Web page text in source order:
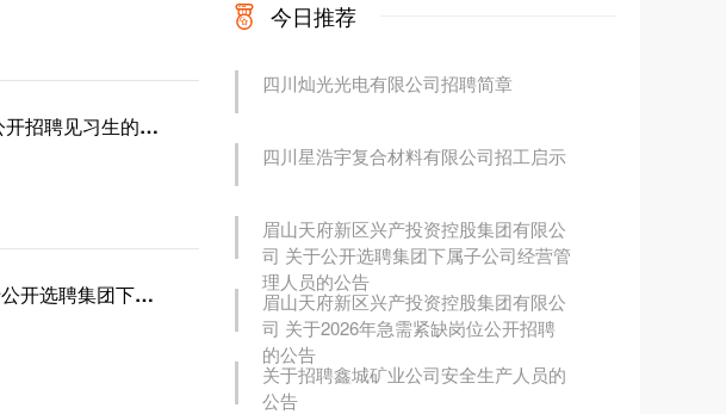
仁寿展新粮油储备有限责任公司 关于2026年公开招聘见习生的公告
眉山天府新区兴产投资控股集团有限公司 关于公开选聘集团下属子公司经营管理人员的公告
今日推荐
四川灿光光电有限公司招聘简章
四川星浩宇复合材料有限公司招工启示
眉山天府新区兴产投资控股集团有限公
司 关于公开选聘集团下属子公司经营管
理人员的公告
眉山天府新区兴产投资控股集团有限公
司 关于2026年急需紧缺岗位公开招聘
的公告
关于招聘鑫城矿业公司安全生产人员的
公告